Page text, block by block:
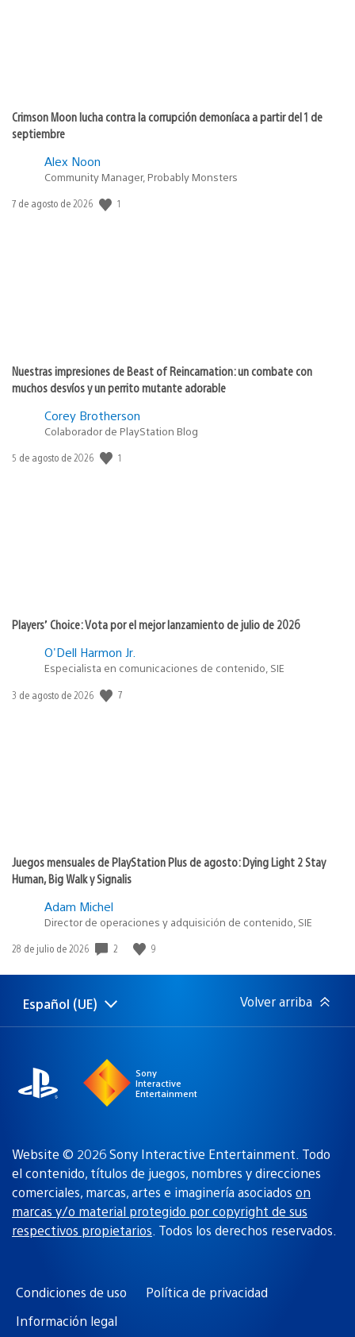
Crimson Moon lucha contra la corrupción demoníaca a partir del 1 de
septiembre
Alex Noon
Community Manager, Probably Monsters
Fecha
7 de agosto de 2026 1
Nuestras impresiones de Beast of Reincarnation: un combate con
muchos desvíos y un perrito mutante adorable
Corey Brotherson
Colaborador de PlayStation Blog
Fecha
5 de agosto de 2026 1
Players’ Choice: Vota por el mejor lanzamiento de julio de 2026
O'Dell Harmon Jr.
Especialista en comunicaciones de contenido, SIE
Fecha
3 de agosto de 2026 7
Juegos mensuales de PlayStation Plus de agosto: Dying Light 2 Stay
Human, Big Walk y Signalis
Adam Michel
Director de operaciones y adquisición de contenido, SIE
Fecha
publicación:
28 de julio de 2026 2 9
Selecciona
una
Región
actual:
Español (UE) Volver arriba
Sony
Interactive
Entertainment
Website © 2026 Sony Interactive Entertainment. Todo
el contenido, títulos de juegos, nombres y direcciones
comerciales, marcas, artes e imaginería asociados on
marcas y/o material protegido por copyright de sus
respectivos propietarios. Todos los derechos reservados.
Condiciones de uso
Política de privacidad
Información legal